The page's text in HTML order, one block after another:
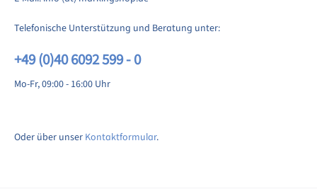
Telefonische Unterstützung und Beratung unter:
+49 (0)40 6092 599 - 0
Mo-Fr, 09:00 - 16:00 Uhr
Oder über unser Kontaktformular.